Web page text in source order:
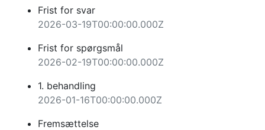
Frist for svar
2026-03-19T00:00:00.000Z
Frist for spørgsmål
2026-02-19T00:00:00.000Z
1. behandling
2026-01-16T00:00:00.000Z
Fremsættelse